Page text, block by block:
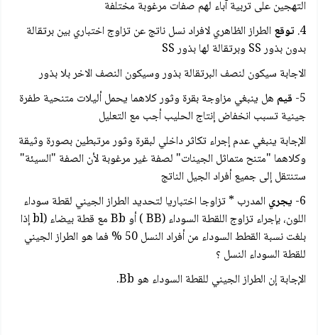
التهجين على تربية آباء لهم صفات مرغوبة مختلفة
4. توقع الطراز الظاهري لافراد نسل ناتج عن تزاوج اختباري بين برتقالة
بدون بذور SS وبرتقالة لها بذور SS
الاجابة سيكون لنصف البرتقالة بذور وسيكون النصف الاخر بلا بذور
5- قیم هل ينبغي مزاوجة بقرة وثور كلاهما يحمل أليلات متنحية طفرة
جينية تسبب انخفاض إنتاج الحليب أجب مع التعليل
الإجابة ينبغي عدم إجراء تكاثر داخلي لبقرة وثور مرتبطين بصورة وثيقة
وكلاهما "متنح متماثل الجينات" لصفة غير مرغوبة لأن الصفة "السيئة"
ستنتقل إلى جميع أفراد الجيل الناتج
6- يجري المدرب * تزاوجا اختباريا لتحديد الطراز الجيني لقطة سوداء
اللون، بإجراء تزاوج اللقطة السوداء (BB ) أو Bb مع قطة بيضاء (bl إذا
بلغت نسبة القطط السوداء من أفراد النسل 50 % فما هو الطراز الجيني
للقطة السوداء النسل ؟
الإجابة إن الطراز الجيني للقطة السوداء هو Bb.